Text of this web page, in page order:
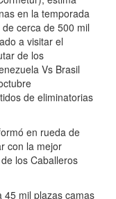
en la temporada
cerca de 500 mil
a visitar el
de los
Vs Brasil
de eliminatorias
en rueda de
con la mejor
los Caballeros
45 mil plazas camas